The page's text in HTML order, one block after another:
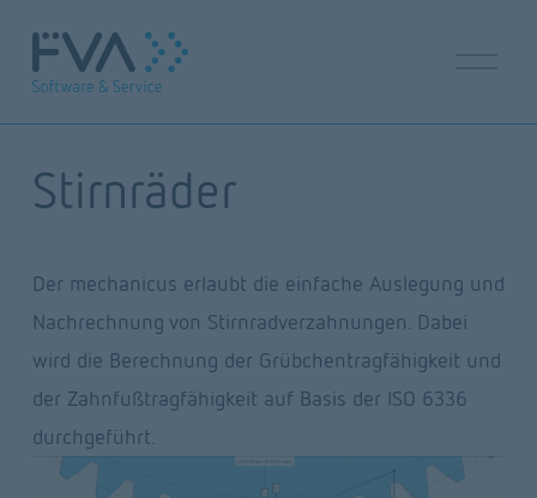
ü
n
Stirnräder
Der mechanicus erlaubt die einfache Auslegung und
Nachrechnung von Stirnradverzahnungen. Dabei
wird die Berechnung der Grübchentragfähigkeit und
der Zahnfußtragfähigkeit auf Basis der ISO 6336
durchgeführt.